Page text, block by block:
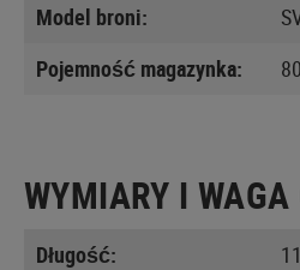
Model broni:
Pojemność magazynka:
WYMIARY I
Długość: